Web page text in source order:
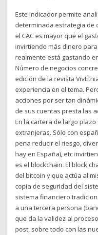
Este indicador permite
determinada estrategia de
el CAC es mayor que el
invirtiendo más dinero
realmente está gastando
Número de negocios
edición de la revista
experiencia en el tema.
acciones por ser tan
de sus cuentas presta las
En la cartera de largo
extranjeras. Sólo con
pena reducir el riesgo,
hay en España), etc
es el blockchain. El block
del bitcoin y que actúa al
copia de seguridad del
sistema financiero
a una tercera persona
que da la validez al
post, sobre todo con las